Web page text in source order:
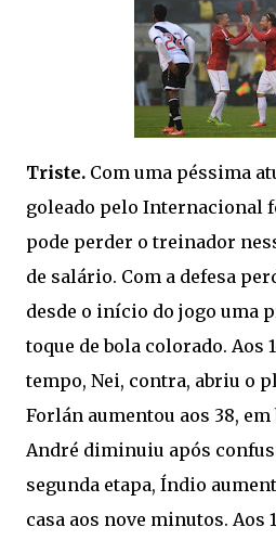
Triste. Com uma péssima
goleado pelo Internacional
pode perder o treinador
de salário. Com a defesa
desde o início do jogo uma
toque de bola colorado. Aos
tempo, Nei, contra, abriu o
Forlán aumentou aos 38, em
André diminuiu após
segunda etapa, Índio
casa aos nove minutos. Aos